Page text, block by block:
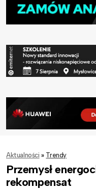
Aktualności » Trendy
Przemysł
rekompensat